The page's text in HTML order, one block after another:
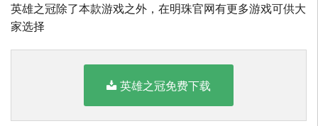
英雄之冠除了本款游戏之外，在明珠官网有更多游戏可供大
家选择
英雄之冠免费下载